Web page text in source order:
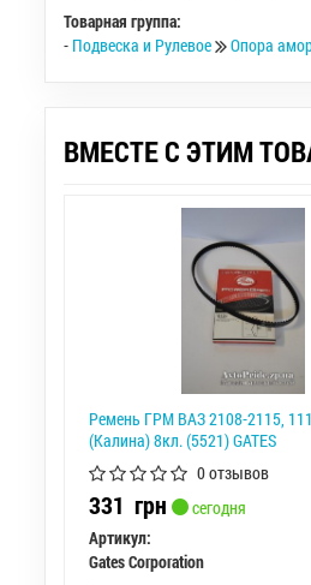
Товарная группа:
- Подвеска и Рулевое Опора
ВМЕСТЕ С ЭТИМ
Ремень ГРМ ВАЗ 2108-2115,
(Калина) 8кл. (5521) GATES
0 отзывов
331 грн
сегодня
Артикул:
Gates Corporation